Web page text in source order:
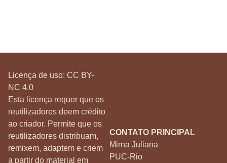
Licença de uso: CC BY-
NC 4.0
Esta licença requer que os
reutilizadores deem crédito
ao criador. Permite que os
reutilizadores distribuam,
remixem, adaptem e criem
a partir do material em
CONTATO PRINCIPAL
Mirna Juliana
PUC-Rio